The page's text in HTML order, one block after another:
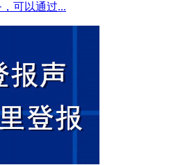
可以通过...